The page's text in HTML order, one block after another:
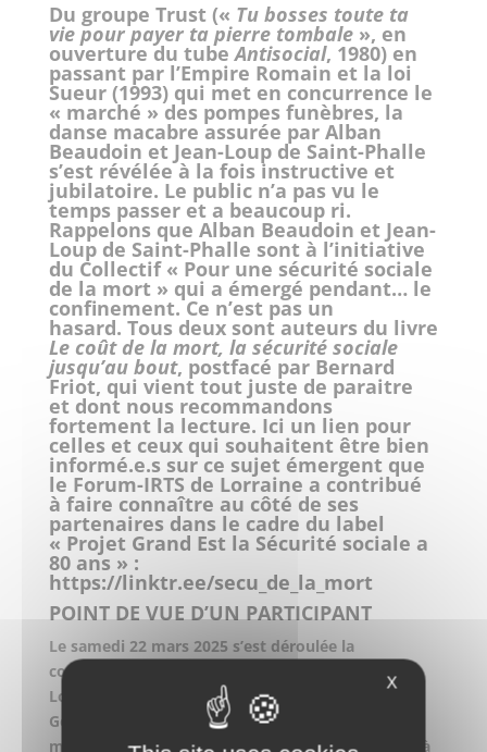
Du groupe Trust (« Tu bosses toute ta
vie pour payer ta pierre tombale», en
ouverture du tubeAntisocial, 1980) en
passant par l’Empire Romain et la loi
Sueur (1993) qui met en concurrence le
« marché » des pompes funèbres, la
danse macabre assurée par Alban
Beaudoin et Jean-Loup de Saint-Phalle
s’est révélée à la fois instructive et
jubilatoire. Le public n’a pas vu le
temps passer et a beaucoup ri.
Rappelons que Alban Beaudoin et Jean-
Loup de Saint-Phalle sont à l’initiative
du Collectif « Pour une sécurité sociale
de la mort » qui a émergé pendant… le
confinement. Ce n’est pas un
hasard. Tous deux sont auteurs du livre
Le coût de la mort, la sécurité sociale
jusqu’au bout, postfacé par Bernard
Friot, qui vient tout juste de paraitre
et dont nous recommandons
fortement la lecture. Ici un lien pour
celles et ceux qui souhaitent être bien
informé.e.s sur ce sujet émergent que
le Forum-IRTS de Lorraine a contribué
à faire connaître au côté de ses
partenaires dans le cadre du label
« Projet Grand Est la Sécurité sociale a
80 ans » :
https://linktr.ee/secu_de_la_mort
POINT DE VUE D’UN PARTICIPANT
Le samedi 22 mars 2025 s’est déroulée la
conférence gesticulée d’Alban Beaudouin et Jean-
Loup de Saint-Phalle à Espace Étap’HABITAT 2 rue
Georges Ducrocq Metz. Le thème était : « Danse
macabre. Et si on rattachait les pompes funèbres à
X